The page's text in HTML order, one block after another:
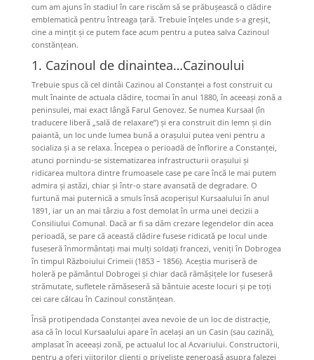
cum am ajuns în stadiul în care riscăm să se prăbușească o clădire
emblematică pentru întreaga țară. Trebuie înțeles unde s-a greșit,
cine a mințit și ce putem face acum pentru a putea salva Cazinoul
constănțean.
1. Cazinoul de dinaintea…Cazinoului
Trebuie spus că cel dintâi Cazinou al Constanței a fost construit cu
mult înainte de actuala clădire, tocmai în anul 1880, în aceeași zonă a
peninsulei, mai exact lângă Farul Genovez. Se numea Kursaal (în
traducere liberă „sală de relaxare”) și era construit din lemn și din
paiantă, un loc unde lumea bună a orașului putea veni pentru a
socializa și a se relaxa. Începea o perioadă de înflorire a Constanței,
atunci pornindu-se sistematizarea infrastructurii orașului și
ridicarea multora dintre frumoasele case pe care încă le mai putem
admira și astăzi, chiar și într-o stare avansată de degradare. O
furtună mai puternică a smuls însă acoperișul Kursaalului în anul
1891, iar un an mai târziu a fost demolat în urma unei decizii a
Consiliului Comunal. Dacă ar fi sa dăm crezare legendelor din acea
perioadă, se pare că această clădire fusese ridicată pe locul unde
fuseseră înmormântați mai mulți soldați francezi, veniți în Dobrogea
în timpul Războiului Crimeii (1853 – 1856). Aceștia muriseră de
holeră pe pământul Dobrogei și chiar dacă rămășițele lor fuseseră
strămutate, sufletele rămăseseră să bântuie aceste locuri și pe toți
cei care călcau în Cazinoul constănțean.
Însă protipendada Constanței avea nevoie de un loc de distracție,
asa că în locul Kursaalului apare în același an un Casin (sau cazină),
amplasat în aceeași zonă, pe actualul loc al Acvariului. Constructorii,
pentru a oferi viitorilor clienți o priveliște generoasă asupra falezei